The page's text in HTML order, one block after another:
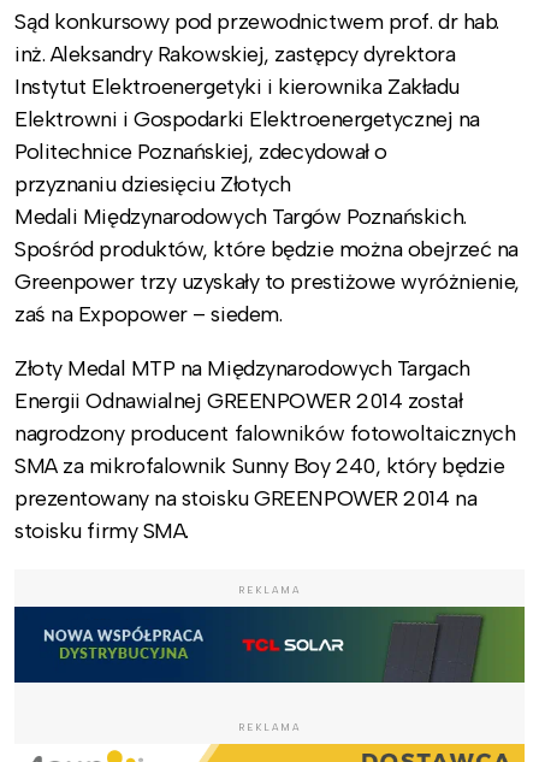
Sąd konkursowy pod przewodnictwem prof. dr hab.
inż. Aleksandry Rakowskiej, zastępcy dyrektora
Instytut Elektroenergetyki i kierownika Zakładu
Elektrowni i Gospodarki Elektroenergetycznej na
Politechnice Poznańskiej, zdecydował o
przyznaniu dziesięciu Złotych
Medali Międzynarodowych Targów Poznańskich.
Spośród produktów, które będzie można obejrzeć na
Greenpower trzy uzyskały to prestiżowe wyróżnienie,
zaś na Expopower – siedem.
Złoty Medal MTP na Międzynarodowych Targach
Energii Odnawialnej GREENPOWER 2014 został
nagrodzony producent falowników fotowoltaicznych
SMA za mikrofalownik Sunny Boy 240, który będzie
prezentowany na stoisku GREENPOWER 2014 na
stoisku firmy SMA.
REKLAMA
REKLAMA